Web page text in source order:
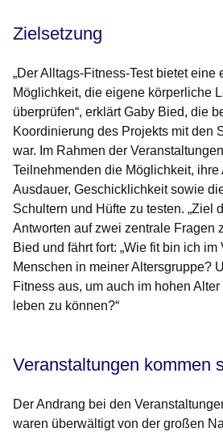
Zielsetzung
„Der Alltags-Fitness-Test bietet eine
Möglichkeit, die eigene körperliche
überprüfen“, erklärt Gaby Bied, die
Koordinierung des Projekts mit den
war. Im Rahmen der
Teilnehmenden die Möglichkeit, ihre
Ausdauer, Geschicklichkeit sowie
Schultern und Hüfte zu testen. „Ziel
Antworten auf zwei zentrale Fragen
Bied und fährt fort: „Wie fit bin ich
Menschen in meiner Altersgruppe?
Fitness aus, um auch im hohen
leben zu können?“
Veranstaltungen kommen
Der Andrang bei den
waren überwältigt von der großen